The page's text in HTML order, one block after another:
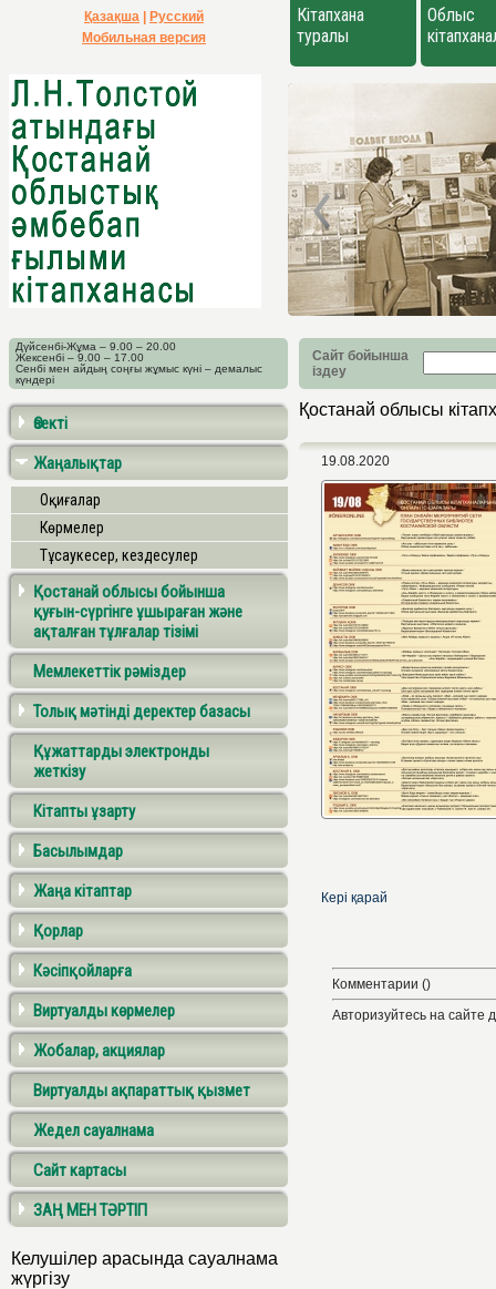
Қазақша
Русский
Мобильная версия
Кітапхана
туралы
Облыс
Дүйсенбі-Жұма – 9.00 – 20.00
Жексенбі – 9.00 – 17.00
Сенбі мен айдың соңғы жұмыс күні – демалыс
күндері
Сайт бойынша
іздеу
Өзекті
Жаңалықтар
Оқиғалар
Көрмелер
Тұсаукесер, кездесулер
Қостанай облысы бойынша
қуғын-сүргінге ұшыраған және
ақталған тұлғалар тізімі
Мемлекеттік рәміздер
Толық мәтінді деректер базасы
Құжаттарды электронды
жеткізу
Кітапты ұзарту
Басылымдар
Жаңа кітаптар
Қорлар
Кәсіпқойларға
Виртуалды көрмелер
Жобалар, акциялар
Виртуалды ақпараттық қызмет
Жедел сауалнама
Сайт картасы
ЗАҢ МЕН ТӘРТІП
Келушілер арасында сауалнама
жүргізу
Қостанай облысы
19.08.2020
Кері қарай
Комментарии ()
Авторизуйтесь на сайте